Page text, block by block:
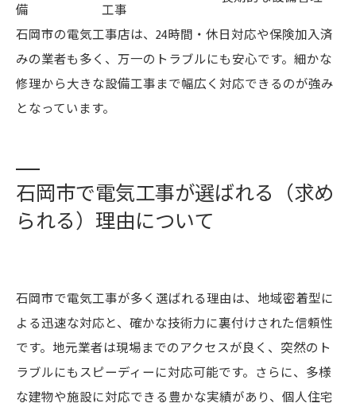
備
工事
石岡市の電気工事店は、24時間・休日対応や保険加入済
みの業者も多く、万一のトラブルにも安心です。細かな
修理から大きな設備工事まで幅広く対応できるのが強み
となっています。
石岡市で電気工事が選ばれる（求め
られる）理由について
石岡市で電気工事が多く選ばれる理由は、地域密着型に
よる迅速な対応と、確かな技術力に裏付けされた信頼性
です。地元業者は現場までのアクセスが良く、突然のト
ラブルにもスピーディーに対応可能です。さらに、多様
な建物や施設に対応できる豊かな実績があり、個人住宅